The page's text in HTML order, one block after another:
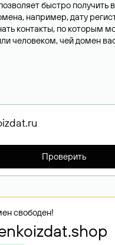
быстро
например, дату
контакты, по которым
человеком, чей домен
Проверить
свободен!
.shop